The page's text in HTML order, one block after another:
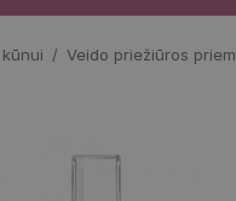
Veido priežiūros